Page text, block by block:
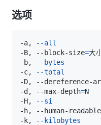
选项
-a,
--all
-B, --block-size=
-b,
--bytes
-c,
--total
-d, --max-depth=
-H,
--si
-k, --kilobytes